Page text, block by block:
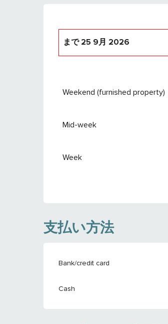
まで25 9月 2026
Weekend (furnished property)
Mid-week
Week
支払い方法
Bank/credit card
Cash